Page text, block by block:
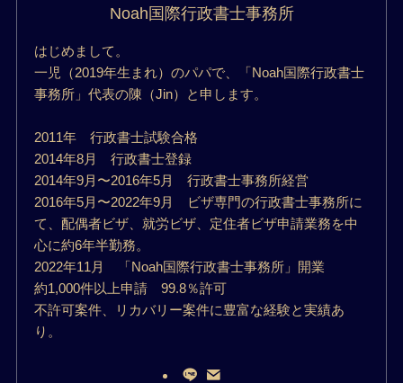
Noah国際行政書士事務所
はじめまして。
一児（2019年生まれ）のパパで、「Noah国際行政書士
事務所」代表の陳（Jin）と申します。
2011年 行政書士試験合格
2014年8月 行政書士登録
2014年9月〜2016年5月 行政書士事務所経営
2016年5月〜2022年9月 ビザ専門の行政書士事務所に
て、配偶者ビザ、就労ビザ、定住者ビザ申請業務を中
心に約6年半勤務。
2022年11月 「Noah国際行政書士事務所」開業
約1,000件以上申請 99.8％許可
不許可案件、リカバリー案件に豊富な経験と実績あ
り。